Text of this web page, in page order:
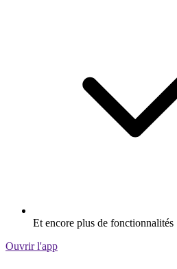
Et encore plus de fonctionnalités
Ouvrir l'app